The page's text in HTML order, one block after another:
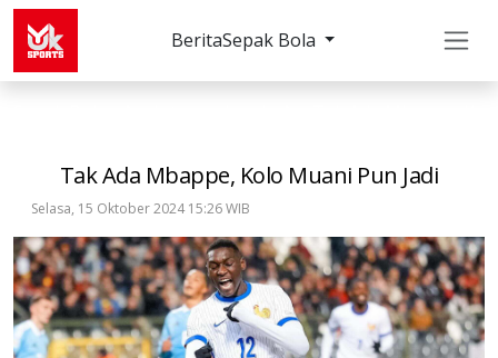
BeritaSepak Bola
Tak Ada Mbappe, Kolo Muani Pun Jadi
Selasa, 15 Oktober 2024 15:26 WIB